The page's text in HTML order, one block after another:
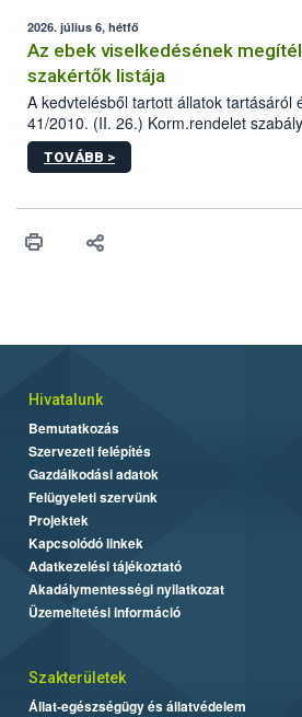
2026. július 6, hétfő
Az ebek viselkedésének
szakértők listája
A kedvtelésből tartott állatok tartásáról
41/2010. (II. 26.) Korm.rendelet
sérülés, illetve ennek veszélye
hatósági feladatokat, valamint a
vonni az ebek viselkedésének
TOVÁBB >
Hivatalunk
Bemutatkozás
Szervezeti felépítés
Gazdálkodási adatok
Felügyeleti szervünk
Projektek
Kapcsolódó linkek
Adatkezelési tájékoztató
Akadálymentességi nyilatkozat
Üzemeltetési információ
Szakterületek
Állat-egészségügy és állatvédelem